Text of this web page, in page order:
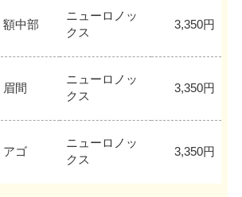
額中部
ニューロノッ
クス
3,350円
眉間
ニューロノッ
クス
3,350円
アゴ
ニューロノッ
クス
3,350円